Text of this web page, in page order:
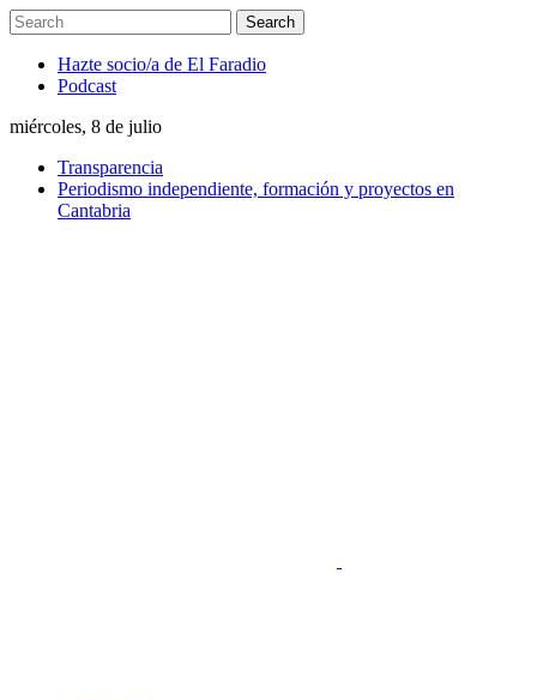
Hazte socio/a de El Faradio
Podcast
miércoles, 8 de julio
Transparencia
Periodismo independiente, formación y proyectos en
Cantabria